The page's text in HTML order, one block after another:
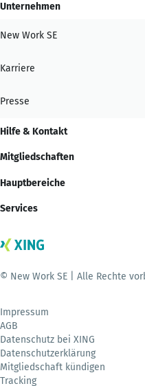
Unternehmen
New Work SE
Karriere
Presse
Hilfe & Kontakt
Mitgliedschaften
Hauptbereiche
Services
© New Work SE | Alle Rechte
Impressum
AGB
Datenschutz bei XING
Datenschutzerklärung
Mitgliedschaft kündigen
Tracking